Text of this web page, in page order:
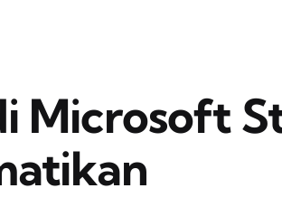
Microsoft